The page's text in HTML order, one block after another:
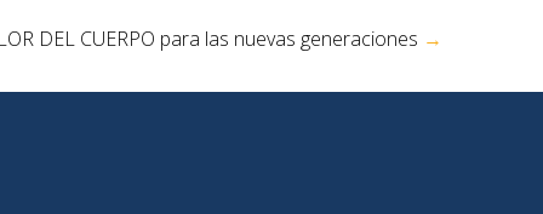
DEL CUERPO para las nuevas generaciones →